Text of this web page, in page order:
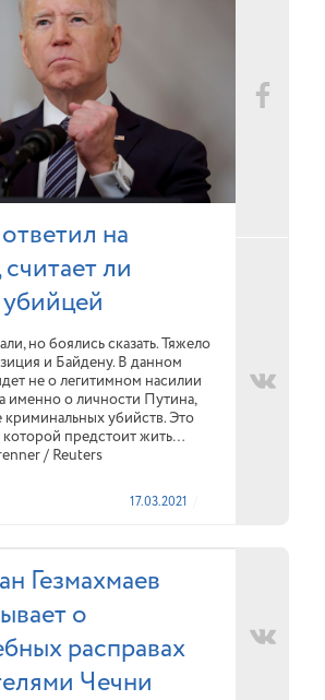
на
ли
но боялись сказать. Тяжело
и Байдену. В данном
не о легитимном насилии
а именно о личности Путина,
криминальных убийств. Это
которой предстоит жить…
/ Reuters
17.03.2021
Гезмахмаев
о
расправах
Чечни